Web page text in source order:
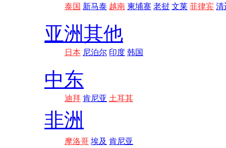
泰国 新马泰 越南 柬埔寨 老挝 文莱 菲律宾 清
亚洲其他
日本 尼泊尔 印度 韩国
中东
迪拜 肯尼亚 土耳其
非洲
摩洛哥 埃及 肯尼亚